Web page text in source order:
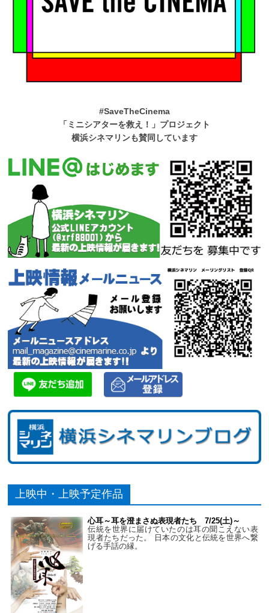
#SaveTheCinema
「ミニシアターを救え！」プロジェクト
横浜シネマリンも賛同しています
上映中・上映予定作品
心耳～耳を澄まさぬ表現者たち 7/25(土)～
伝統を世界に届けていたのは耳の聞こえない表
現者たちだった。 日本の文化と伝統を世界へ繋
げる手話の縁。